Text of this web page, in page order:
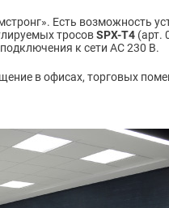
Есть возможность
тросовSPX-T4 (арт.
к сети AC 230 В.
в офисах, торговых